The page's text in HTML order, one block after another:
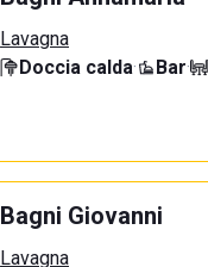
Lavagna
Doccia calda· Bar·
Bagni Giovanni
Lavagna